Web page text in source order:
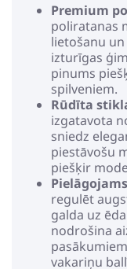
Premium
poliratanas
lietošanu
izturīgas
pinums
spilveniem.
Rūdīta
izgatavota
sniedz
piestāvošu
piešķir
regulēt
galda uz
nodrošina
vakariņu